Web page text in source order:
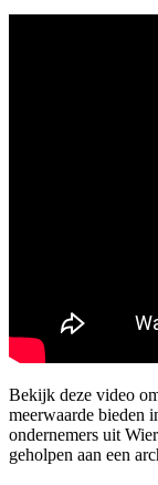
Bekijk deze video
meerwaarde bieden
ondernemers uit
geholpen aan een